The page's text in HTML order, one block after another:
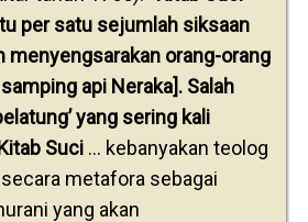
per satu sejumlah siksaan
menyengsarakan orang-orang
api Neraka]. Salah
yang sering kali
Suci … kebanyakan teolog
metafora sebagai
yang akan